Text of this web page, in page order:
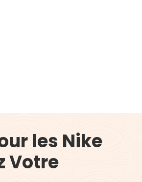
les Nike
Votre